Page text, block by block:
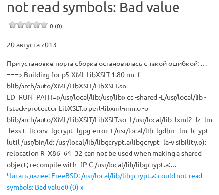
not read symbols: Bad value
0 (0)
20 августа 2013
При установке порта сборка остановилась с такой ошибкой: …
===> Building for p5-XML-LibXSLT-1.80 rm -f
blib/arch/auto/XML/LibXSLT/LibXSLT.so
LD_RUN_PATH=»/usr/local/lib:/usr/lib» cc -shared -L/usr/local/lib -
fstack-protector LibXSLT.o perl-libxml-mm.o -o
blib/arch/auto/XML/LibXSLT/LibXSLT.so -L/usr/local/lib -lxml2 -lz -lm
-lexslt -liconv -lgcrypt -lgpg-error -L/usr/local/lib -lgdbm -lm -lcrypt -
lutil /usr/bin/ld: /usr/local/lib/libgcrypt.a(libgcrypt_la-visibility.o):
relocation R_X86_64_32 can not be used when making a shared
object; recompile with -fPIC /usr/local/lib/libgcrypt.a:…
Читать далее: FreeBSD: /usr/local/lib/libgcrypt.a: could not read
symbols: Bad value0 (0) »